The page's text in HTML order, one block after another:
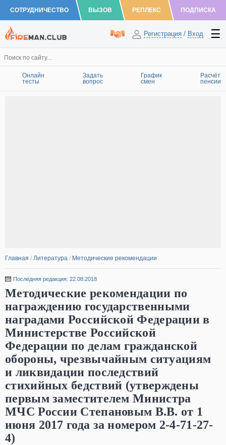
СОТРУДНИЧЕСТВО ВЫЗОВ РЕПЛЕКС ПОДПИСКА
Регистрация / Вход
Онлайн
тесты
Задать
вопрос
График
смен
Расчёт
пенсии
Главная / Литература / Методические рекомендации
Последняя редакция: 22.08.2018
Методические рекомендации по
награждению государственными
наградами Российской Федерации в
Министерстве Российской
Федерации по делам гражданской
обороны, чрезвычайным ситуациям
и ликвидации последствий
стихийных бедствий (утверждены
первым заместителем Министра
МЧС России Степановым В.В. от 1
июня 2017 года за номером 2-4-71-27-
4)